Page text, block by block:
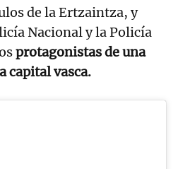
de la Ertzaintza, y
Nacional y la Policía
protagonistas de una
capital vasca.